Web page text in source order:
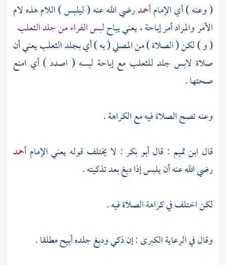
( وعنه ) أي الإمامأحمدرضي الله عنه ( ليلبس ) اللام هذه لام
الأمر والمراد أمر إباحة ، يعني يباحلبس الفراء من جلد الثعلب
( و ) لكن ( الصلاة ) من المصلي ( به ) أي بجلد الثعلب يعني أن
صلاة لابس جلد للثعلب مع إباحة لبسه ( اصدد ) أي امنع
صحتها .
وعنه تصح الصلاة فيه مع الكراهة .
قال ابن تميم : قالأبو بكر : لا يختلف قوله يعني الإمام أحمد
رضي الله عنه أن يلبس إذا دبغ بعد تذكيته .
لكن اختلف في كراهة الصلاة فيه .
وقال في الرعاية الكبرى : إن ذكي ودبغ جلده أبيح مطلقا .